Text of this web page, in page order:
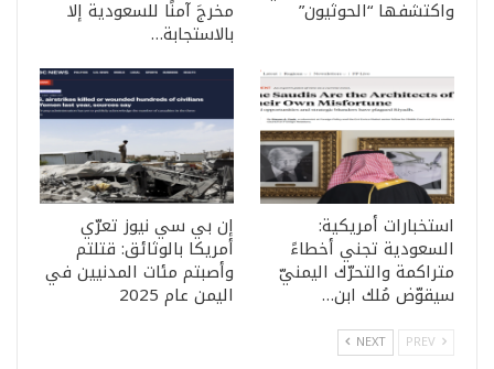
واكتشفها “الحوثيون” مخرجَ آمنًا للسعودية إلا
بالاستجابة…
استخبارات أمريكية:
السعودية تجني أخطاءً
متراكمة والتحرّك اليمنيّ
سيقوّض مُلك ابن…
إن بي سي نيوز تعرّي
أمريكا بالوثائق: قتلتم
وأصبتم مئات المدنيين في
اليمن عام 2025
NEXT